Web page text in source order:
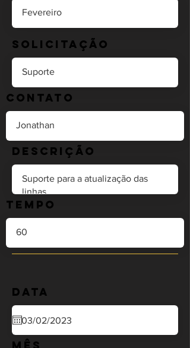
Solicitação
Contato
Descrição
Tempo
Data